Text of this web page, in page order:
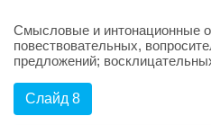
Смысловые и интонационные
повествовательных,
предложений;
Слайд 8